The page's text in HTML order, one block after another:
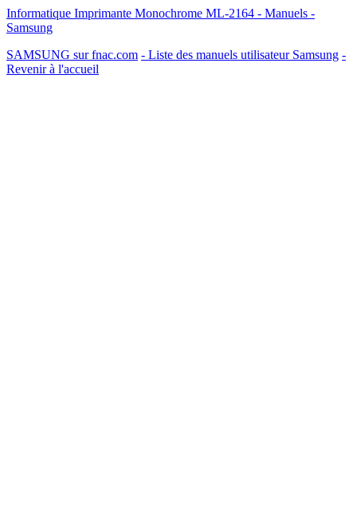
Informatique Imprimante Monochrome ML-2164 - Manuels -
Samsung
SAMSUNG sur fnac.com - Liste des manuels utilisateur Samsung -
Revenir à l'accueil